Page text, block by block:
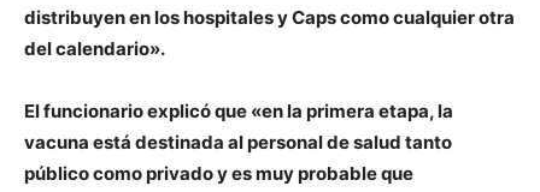
distribuyen en los hospitales y Caps como cualquier otra
del calendario».
El funcionario explicó que «en la primera etapa, la
vacuna está destinada al personal de salud tanto
público como privado y es muy probable que